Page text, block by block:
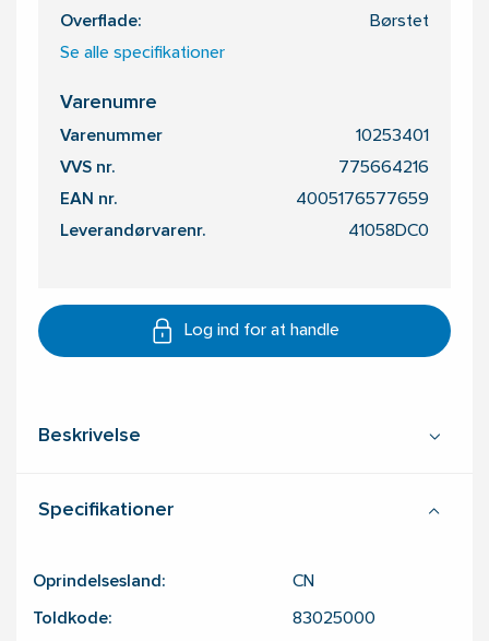
Overflade: Børstet
Se alle specifikationer
Varenumre
Varenummer 10253401
VVS nr. 775664216
EAN nr. 4005176577659
Leverandørvarenr. 41058DC0
Log ind for at handle
Beskrivelse
Specifikationer
Oprindelsesland: CN
Toldkode: 83025000